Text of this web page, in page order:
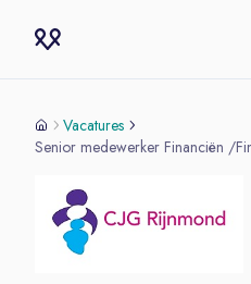
Vacatures
Senior medewerker Financiën /